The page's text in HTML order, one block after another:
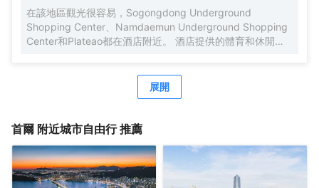
物、休閒與商務活動輕鬆切換。前往 金浦國際機場僅需約25
分鐘車程，仁川國際機場約50分鐘車程，是商務與旅行人士
的理想之選。
在該地區觀光很容易，Sogongdong Underground
Shopping Center、Namdaemun Underground Shopping
Center和Plateao都在酒店附近。 酒店提供的體育和休閒設
展開
首爾 附近城市自由行 推薦